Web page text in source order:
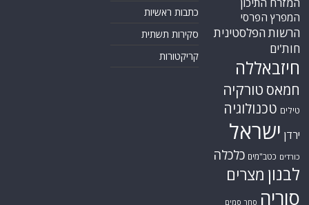
המפרץ הפרסי
הרשות הפלסטינית
חות'ים
חיזבאללה
חמאס טורקיה
טילים טכנולוגיה
ירדן ישראל
כורדים כטב"מים כלכלה
לבנון מצרים
סוריה סחר סמים
כתבות ראשיות
סקירות תשתית
קריקטורות